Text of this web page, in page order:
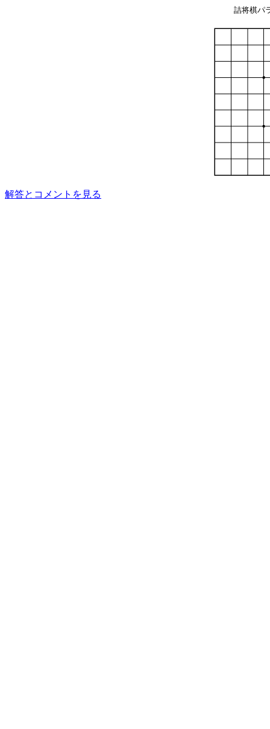
詰将棋パ
解答とコメントを見る